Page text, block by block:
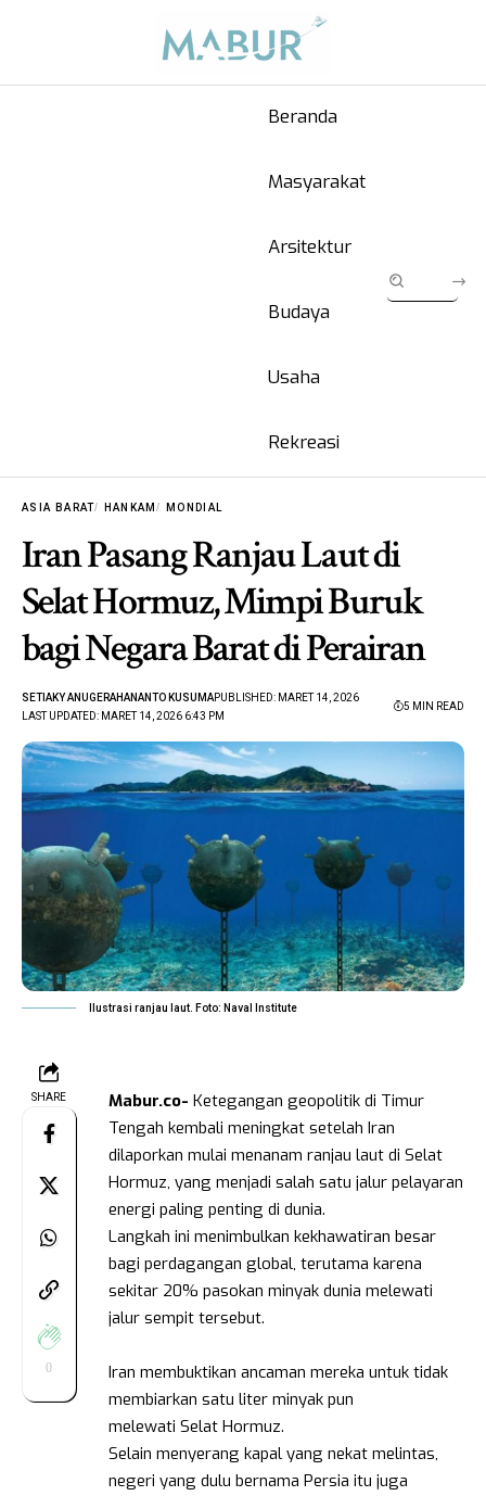
Beranda
Masyarakat
Arsitektur
Budaya
Usaha
Rekreasi
ASIA BARAT HANKAM MONDIAL
Iran Pasang Ranjau Laut di
Selat Hormuz, Mimpi Buruk
bagi Negara Barat di Perairan
LAST UPDATED: MARET 14, 2026 6:43 PM
SETIAKY ANUGERAHANANTO KUSUMAPUBLISHED: MARET 14, 2026
5 MIN READ
Ilustrasi ranjau laut. Foto: Naval Institute
SHARE
0
Mabur.co- Ketegangan geopolitik di Timur
Tengah kembali meningkat setelah Iran
dilaporkan mulai menanam ranjau laut di Selat
Hormuz, yang menjadi salah satu jalur pelayaran
energi paling penting di dunia.
Langkah ini menimbulkan kekhawatiran besar
bagi perdagangan global, terutama karena
sekitar 20% pasokan minyak dunia melewati
jalur sempit tersebut.
Iran membuktikan ancaman mereka untuk tidak
membiarkan satu liter minyak pun
melewati Selat Hormuz.
Selain menyerang kapal yang nekat melintas,
negeri yang dulu bernama Persia itu juga